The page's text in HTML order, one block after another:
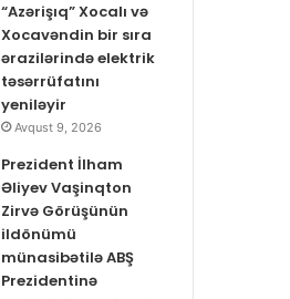
“Azərişıq” Xocalı və
Xocavəndin bir sıra
ərazilərində elektrik
təsərrüfatını
yeniləyir
Avqust 9, 2026
Prezident İlham
Əliyev Vaşinqton
Zirvə Görüşünün
ildönümü
münasibətilə ABŞ
Prezidentinə